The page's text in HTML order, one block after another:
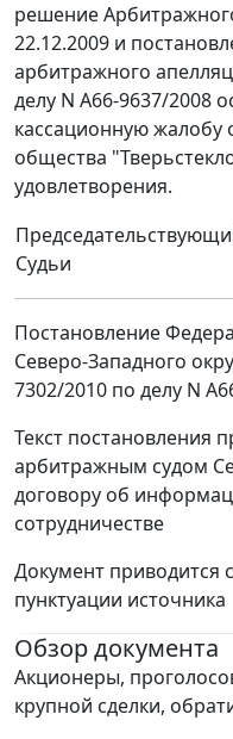
решение
22.12.2009 и
арбитражного
делу N А66-9637/2008
кассационную жалобу
общества
удовлетворения.
Судьи
Постановление
Северо-Западного
7302/2010 по делу N
Текст постановления
арбитражным судом
договору об
сотрудничестве
Документ приводится
пунктуации источника
Обзор документа
Акционеры,
крупной сделки,